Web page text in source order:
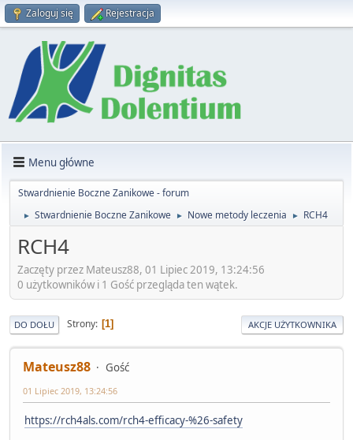
Zaloguj się Rejestracja
Menu główne
Stwardnienie Boczne Zanikowe - forum
► Stwardnienie Boczne Zanikowe ► Nowe metody leczenia ► RCH4
RCH4
Zaczęty przez Mateusz88, 01 Lipiec 2019, 13:24:56
0 użytkowników i 1 Gość przegląda ten wątek.
DO DOŁU Strony 1 AKCJE UŻYTKOWNIKA
Mateusz88 Gość
01 Lipiec 2019, 13:24:56
https://rch4als.com/rch4-efficacy-%26-safety